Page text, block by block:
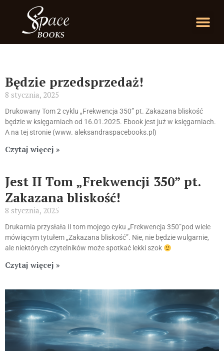
Będzie przedsprzedaż!
8 stycznia, 2025
Drukowany Tom 2 cyklu „Frekwencja 350” pt. Zakazana bliskość
będzie w księgarniach od 16.01.2025. Ebook jest już w księgarniach.
A na tej stronie (www. aleksandraspacebooks.pl)
Czytaj więcej »
Jest II Tom „Frekwencji 350” pt.
Zakazana bliskość!
8 stycznia, 2025
Drukarnia przysłała II tom mojego cyku „Frekwencja 350”pod wiele
mówiącym tytułem „Zakazana bliskość”. Nie, nie będzie wulgarnie,
ale niektórych czytelników może spotkać lekki szok
Czytaj więcej »